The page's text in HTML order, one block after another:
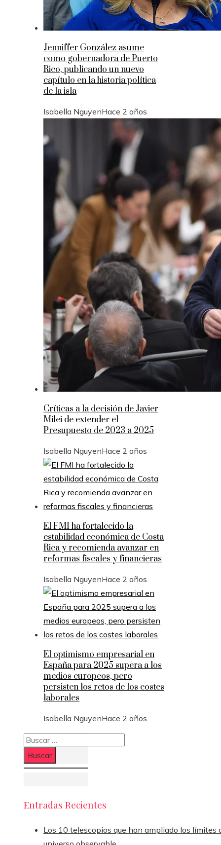
Jenniffer González asume
como gobernadora de Puerto
Rico, publicando un nuevo
capítulo en la historia política
de la isla
Isabella NguyenHace 2 años
Críticas a la decisión de Javier
Milei de extender el
Presupuesto de 2023 a 2025
Isabella NguyenHace 2 años
El FMI ha fortalecido la
estabilidad económica de Costa
Rica y recomienda avanzar en
reformas fiscales y financieras
Isabella NguyenHace 2 años
El optimismo empresarial en
España para 2025 supera a los
medios europeos, pero
persisten los retos de los costes
laborales
Isabella NguyenHace 2 años
Buscar:
Entradas Recientes
Los 10 telescopios que han ampliado los límites